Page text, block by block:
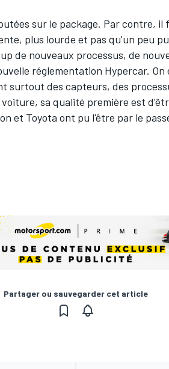
sur le package. Par contre,
plus lourde et pas qu'un peu
de nouveaux processus, de
réglementation Hypercar. On
surtout des capteurs, des
sa qualité première est
et Toyota ont pu l'être par le
Partager ou sauvegarder cet article